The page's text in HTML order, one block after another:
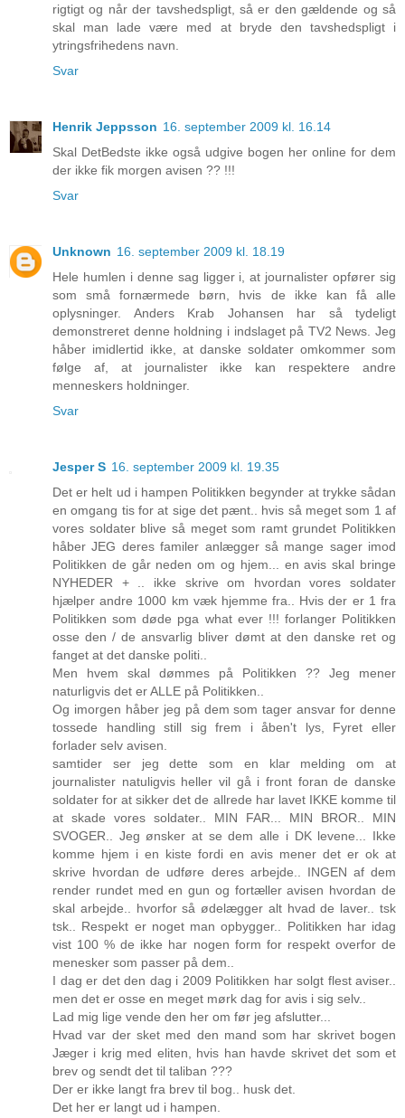
rigtigt og når der tavshedspligt, så er den gældende og så
skal man lade være med at bryde den tavshedspligt i
ytringsfrihedens navn.
Svar
Henrik Jeppsson 16. september 2009 kl. 16.14
Skal DetBedste ikke også udgive bogen her online for dem
der ikke fik morgen avisen ?? !!!
Svar
Unknown 16. september 2009 kl. 18.19
Hele humlen i denne sag ligger i, at journalister opfører sig
som små fornærmede børn, hvis de ikke kan få alle
oplysninger. Anders Krab Johansen har så tydeligt
demonstreret denne holdning i indslaget på TV2 News. Jeg
håber imidlertid ikke, at danske soldater omkommer som
følge af, at journalister ikke kan respektere andre
menneskers holdninger.
Svar
Jesper S 16. september 2009 kl. 19.35
Det er helt ud i hampen Politikken begynder at trykke sådan
en omgang tis for at sige det pænt.. hvis så meget som 1 af
vores soldater blive så meget som ramt grundet Politikken
håber JEG deres familer anlægger så mange sager imod
Politikken de går neden om og hjem... en avis skal bringe
NYHEDER + .. ikke skrive om hvordan vores soldater
hjælper andre 1000 km væk hjemme fra.. Hvis der er 1 fra
Politikken som døde pga what ever !!! forlanger Politikken
osse den / de ansvarlig bliver dømt at den danske ret og
fanget at det danske politi..
Men hvem skal dømmes på Politikken ?? Jeg mener
naturligvis det er ALLE på Politikken..
Og imorgen håber jeg på dem som tager ansvar for denne
tossede handling still sig frem i åben't lys, Fyret eller
forlader selv avisen.
samtider ser jeg dette som en klar melding om at
journalister natuligvis heller vil gå i front foran de danske
soldater for at sikker det de allrede har lavet IKKE komme til
at skade vores soldater.. MIN FAR... MIN BROR.. MIN
SVOGER.. Jeg ønsker at se dem alle i DK levene... Ikke
komme hjem i en kiste fordi en avis mener det er ok at
skrive hvordan de udføre deres arbejde.. INGEN af dem
render rundet med en gun og fortæller avisen hvordan de
skal arbejde.. hvorfor så ødelægger alt hvad de laver.. tsk
tsk.. Respekt er noget man opbygger.. Politikken har idag
vist 100 % de ikke har nogen form for respekt overfor de
menesker som passer på dem..
I dag er det den dag i 2009 Politikken har solgt flest aviser..
men det er osse en meget mørk dag for avis i sig selv..
Lad mig lige vende den her om før jeg afslutter...
Hvad var der sket med den mand som har skrivet bogen
Jæger i krig med eliten, hvis han havde skrivet det som et
brev og sendt det til taliban ???
Der er ikke langt fra brev til bog.. husk det.
Det her er langt ud i hampen.